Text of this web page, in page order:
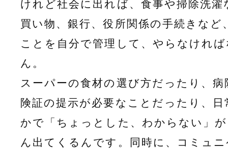
けれど社会に出れば、食事や掃除洗濯
買い物、銀行、役所関係の手続きなど
ことを自分で管理して、やらなけれ
ん。
スーパーの食材の選び方だったり、病
険証の提示が必要なことだったり、日
かで「ちょっとした、わからない」
ん出てくるんです。同時に、コミュ